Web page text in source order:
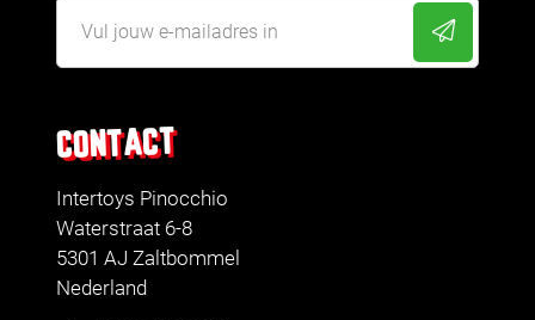
CONTACT
Intertoys Pinocchio
Waterstraat 6-8
5301 AJ Zaltbommel
Nederland